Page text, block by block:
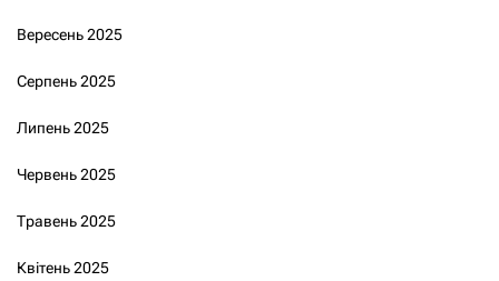
Вересень 2025
Серпень 2025
Липень 2025
Червень 2025
Травень 2025
Квітень 2025